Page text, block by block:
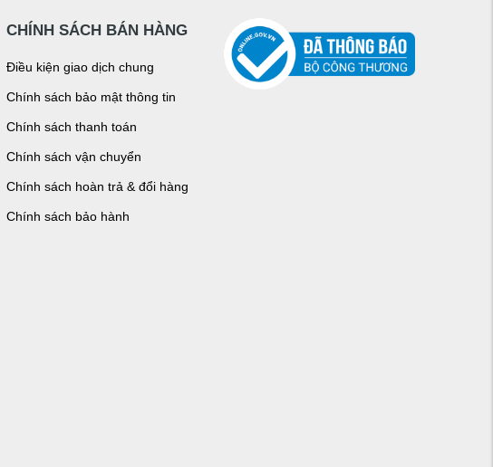
CHÍNH SÁCH BÁN HÀNG
Điều kiện giao dịch chung
Chính sách bảo mật thông tin
Chính sách thanh toán
Chính sách vận chuyển
Chính sách hoàn trả & đổi hàng
Chính sách bảo hành